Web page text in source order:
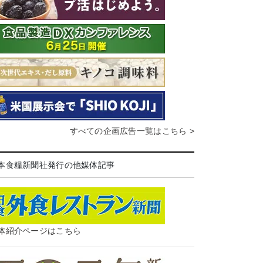
すべての企画広告一覧はこちら >
食糧新聞社発行の他媒体記事
紹介ページはこちら